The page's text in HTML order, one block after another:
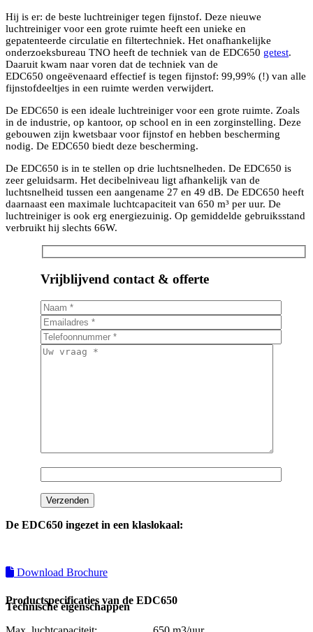
Hij is er: de beste luchtreiniger tegen fijnstof. Deze nieuwe
luchtreiniger voor een grote ruimte heeft een unieke en
gepatenteerde circulatie en filtertechniek. Het onafhankelijke
onderzoeksbureau TNO heeft de techniek van de EDC650 getest.
Daaruit kwam naar voren dat de techniek van de
EDC650 ongeëvenaard effectief is tegen fijnstof: 99,99% (!) van alle
fijnstofdeeltjes in een ruimte werden verwijdert.
De EDC650 is een ideale luchtreiniger voor een grote ruimte. Zoals
in de industrie, op kantoor, op school en in een zorginstelling. Deze
gebouwen zijn kwetsbaar voor fijnstof en hebben bescherming
nodig. De EDC650 biedt deze bescherming.
De EDC650 is in te stellen op drie luchtsnelheden. De EDC650 is
zeer geluidsarm. Het decibelniveau ligt afhankelijk van de
luchtsnelheid tussen een aangename 27 en 49 dB. De EDC650 heeft
daarnaast een maximale luchtcapaciteit van 650 m³ per uur. De
luchtreiniger is ook erg energiezuinig. Op gemiddelde gebruiksstand
verbruikt hij slechts 66W.
Vrijblijvend contact & offerte
De EDC650 ingezet in een klaslokaal:
Download Brochure
Productspecificaties van de EDC650
Technische eigenschappen